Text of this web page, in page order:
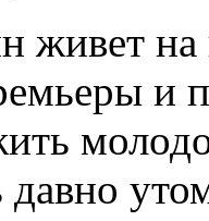
живет
и
давно